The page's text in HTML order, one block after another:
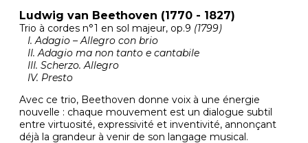
Ludwig van Beethoven (1770 - 1827)
Trio à cordes n°1 en sol majeur, op.9 (1799)
I. Adagio – Allegro con brio
II. Adagio ma non tanto e cantabile
III. Scherzo. Allegro
IV. Presto
Avec ce trio, Beethoven donne voix à une énergie
nouvelle : chaque mouvement est un dialogue subtil
entre virtuosité, expressivité et inventivité, annonçant
déjà la grandeur à venir de son langage musical.